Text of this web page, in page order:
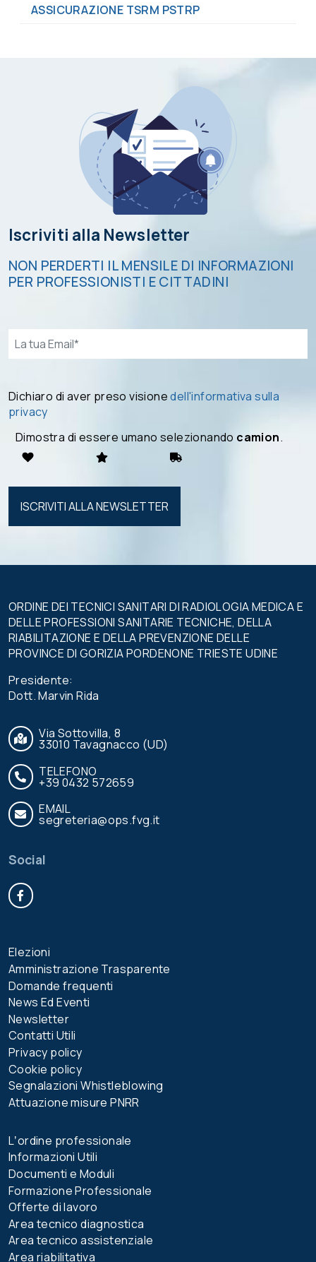
ASSICURAZIONE TSRM PSTRP
Iscriviti alla Newsletter
NON PERDERTI IL MENSILE DI INFORMAZIONI
PER PROFESSIONISTI E CITTADINI
Email*
Dichiaro di aver preso visionedell'informativa sulla
privacy
Dimostra di essere umano selezionando camion.
Si prega di
lasciare
ORDINE DEI TECNICI SANITARI DI RADIOLOGIA MEDICA E
DELLE PROFESSIONI SANITARIE TECNICHE, DELLA
RIABILITAZIONE E DELLA PREVENZIONE DELLE
PROVINCE DI GORIZIA PORDENONE TRIESTE UDINE
Presidente:
Dott. Marvin Rida
Via Sottovilla, 8
33010 Tavagnacco (UD)
TELEFONO
+39 0432 572659
EMAIL
segreteria@ops.fvg.it
Social
Elezioni
Amministrazione Trasparente
Domande frequenti
News Ed Eventi
Newsletter
Contatti Utili
Privacy policy
Cookie policy
Segnalazioni Whistleblowing
Attuazione misure PNRR
Lʼordine professionale
Informazioni Utili
Documenti e Moduli
Formazione Professionale
Offerte di lavoro
Area tecnico diagnostica
Area tecnico assistenziale
Area riabilitativa